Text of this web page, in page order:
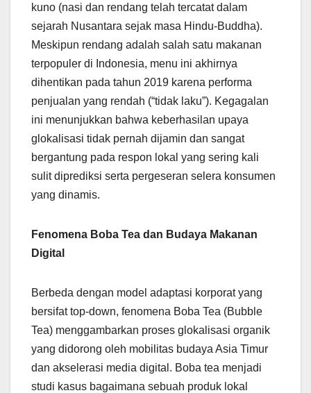
kuno (nasi dan rendang telah tercatat dalam
sejarah Nusantara sejak masa Hindu-Buddha).
Meskipun rendang adalah salah satu makanan
terpopuler di Indonesia, menu ini akhirnya
dihentikan pada tahun 2019 karena performa
penjualan yang rendah (“tidak laku”). Kegagalan
ini menunjukkan bahwa keberhasilan upaya
glokalisasi tidak pernah dijamin dan sangat
bergantung pada respon lokal yang sering kali
sulit diprediksi serta pergeseran selera konsumen
yang dinamis.
Fenomena Boba Tea dan Budaya Makanan
Digital
Berbeda dengan model adaptasi korporat yang
bersifat top-down, fenomena Boba Tea (Bubble
Tea) menggambarkan proses glokalisasi organik
yang didorong oleh mobilitas budaya Asia Timur
dan akselerasi media digital. Boba tea menjadi
studi kasus bagaimana sebuah produk lokal